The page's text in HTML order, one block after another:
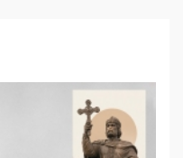
России, но
определять